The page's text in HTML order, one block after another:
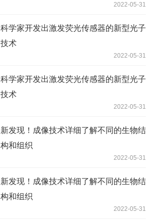
2022-05-31
科学家开发出激发荧光传感器的新型光子
技术
2022-05-31
科学家开发出激发荧光传感器的新型光子
技术
2022-05-31
新发现！成像技术详细了解不同的生物结
构和组织
2022-05-31
新发现！成像技术详细了解不同的生物结
构和组织
2022-05-31